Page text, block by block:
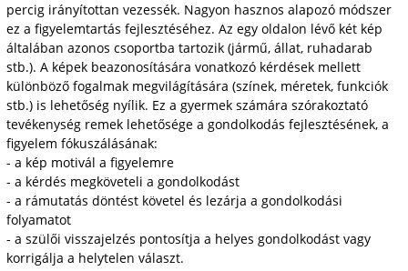
percig irányítottan vezessék. Nagyon hasznos alapozó módszer
ez a figyelemtartás fejlesztéséhez. Az egy oldalon lévő két kép
általában azonos csoportba tartozik (jármű, állat, ruhadarab
stb.). A képek beazonosítására vonatkozó kérdések mellett
különböző fogalmak megvilágítására (színek, méretek, funkciók
stb.) is lehetőség nyílik. Ez a gyermek számára szórakoztató
tevékenység remek lehetősége a gondolkodás fejlesztésének, a
figyelem fókuszálásának:
- a kép motivál a figyelemre
- a kérdés megköveteli a gondolkodást
- a rámutatás döntést követel és lezárja a gondolkodási
folyamatot
- a szülői visszajelzés pontosítja a helyes gondolkodást vagy
korrigálja a helytelen választ.